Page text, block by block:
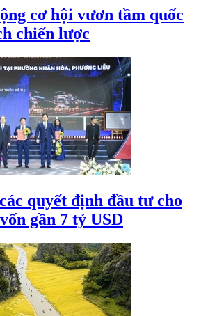
cơ hội vươn tầm quốc
chiến lược
quyết định đầu tư cho
gần 7 tỷ USD